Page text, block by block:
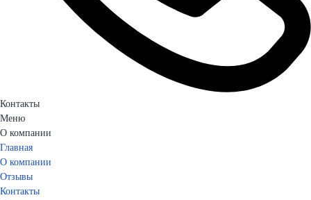
Контакты
Меню
О компании
Главная
О компании
Отзывы
Контакты